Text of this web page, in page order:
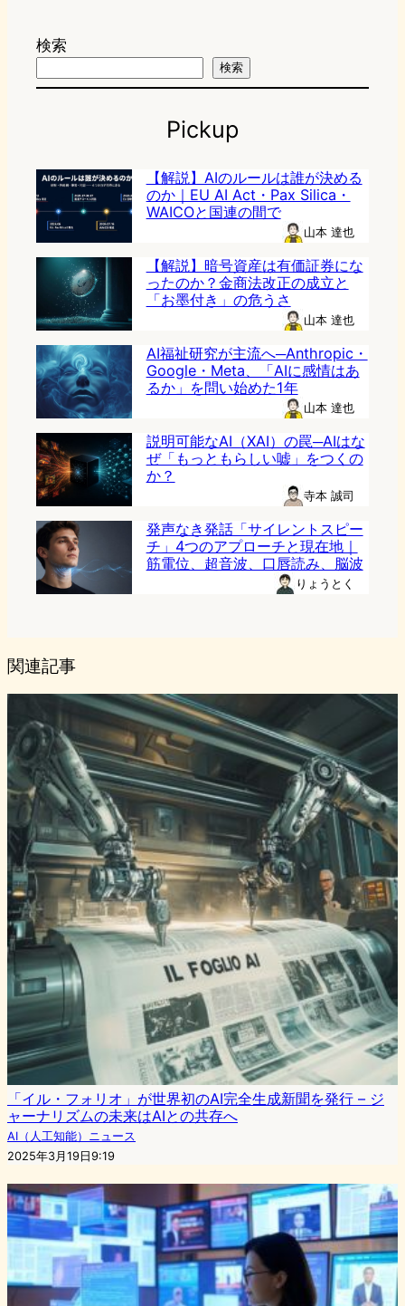
検索
検索
Pickup
【解説】AIのルールは誰が決める
のか｜EU AI Act・Pax Silica・
WAICOと国連の間で
山本 達也
【解説】暗号資産は有価証券にな
ったのか？金商法改正の成立と
「お墨付き」の危うさ
山本 達也
AI福祉研究が主流へ─Anthropic・
Google・Meta、「AIに感情はあ
るか」を問い始めた1年
山本 達也
説明可能なAI（XAI）の罠─AIはな
ぜ「もっともらしい嘘」をつくの
か？
寺本 誠司
発声なき発話「サイレントスピー
チ」4つのアプローチと現在地｜
筋電位、超音波、口唇読み、脳波
りょうとく
関連記事
「イル・フォリオ」が世界初のAI完全生成新聞を発行 – ジ
ャーナリズムの未来はAIとの共存へ
AI（人工知能）ニュース
2025年3月19日9:19